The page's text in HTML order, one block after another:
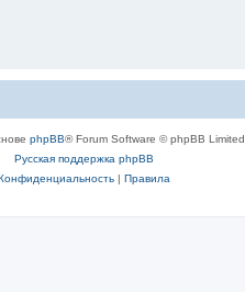
phpBB® Forum Software © phpBB Limited
Русская поддержка phpBB
| Правила